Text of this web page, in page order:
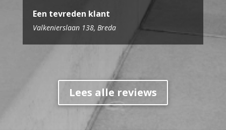
Een tevreden klant
Valkenierslaan 138, Breda
Lees alle reviews